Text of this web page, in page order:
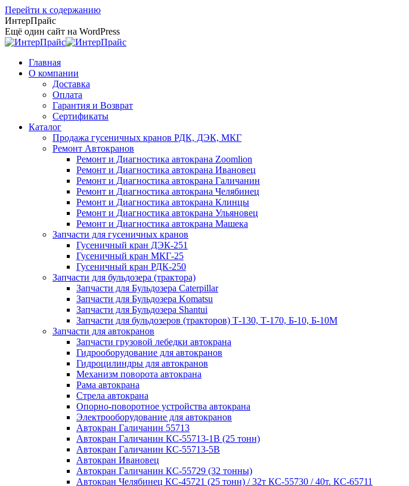
Перейти к содержанию
ИнтерПрайс
Ещё один сайт на WordPress
Главная
О компании
Доставка
Оплата
Гарантия и Возврат
Сертификаты
Каталог
Продажа гусеничных кранов РДК, ДЭК, МКГ
Ремонт Автокранов
Ремонт и Диагностика автокрана Zoomlion
Ремонт и Диагностика автокрана Ивановец
Ремонт и Диагностика автокрана Галичанин
Ремонт и Диагностика автокрана Челябинец
Ремонт и Диагностика автокрана Клинцы
Ремонт и Диагностика автокрана Ульяновец
Ремонт и Диагностика автокрана Машека
Запчасти для гусеничных кранов
Гусеничный кран ДЭК-251
Гусеничный кран МКГ-25
Гусеничный кран РДК-250
Запчасти для бульдозера (трактора)
Запчасти для Бульдозера Caterpillar
Запчасти для Бульдозера Komatsu
Запчасти для Бульдозера Shantui
Запчасти для бульдозеров (тракторов) Т-130, Т-170, Б-10, Б-10М
Запчасти для автокранов
Запчасти грузовой лебедки автокрана
Гидрооборудование для автокранов
Гидроцилиндры для автокранов
Механизм поворота автокрана
Рама автокрана
Стрела автокрана
Опорно-поворотное устройства автокрана
Электрооборудование для автокранов
Автокран Галичанин 55713
Автокран Галичанин КС-55713-1В (25 тонн)
Автокран Галичанин КС-55713-5В
Автокран Ивановец
Автокран Галичанин КС-55729 (32 тонны)
Автокран Челябинец КС-45721 (25 тонн) / 32т КС-55730 / 40т. КС-65711